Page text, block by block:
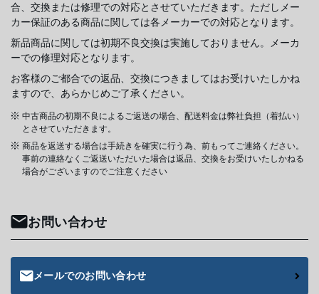
合、交換または修理での対応とさせていただきます。ただしメー
カー保証のある商品に関しては各メーカーでの対応となります。
新品商品に関しては初期不良交換は実施しておりません。メーカ
ーでの修理対応となります。
お客様のご都合での返品、交換につきましてはお受けいたしかね
ますので、あらかじめご了承ください。
中古商品の初期不良によるご返送の場合、配送料金は弊社負担（着払い）
とさせていただきます。
商品を返送する場合は手続きを確実に行う為、前もってご連絡ください。
事前の連絡なくご返送いただいた場合は返品、交換をお受けいたしかねる
場合がございますのでご注意ください
お問い合わせ
メールでのお問い合わせ